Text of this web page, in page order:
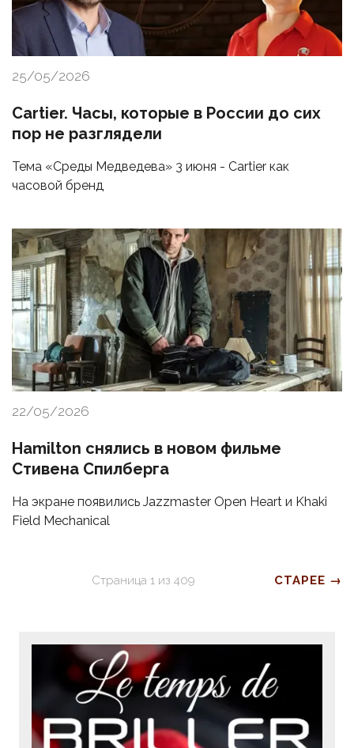
25/05/2026
Cartier. Часы, которые в России до сих
пор не разглядели
Тема «Среды Медведева» 3 июня - Cartier как
часовой бренд
22/05/2026
Hamilton снялись в новом фильме
Стивена Спилберга
На экране появились Jazzmaster Open Heart и Khaki
Field Mechanical
Страница 1из 409 СТАРЕЕ →